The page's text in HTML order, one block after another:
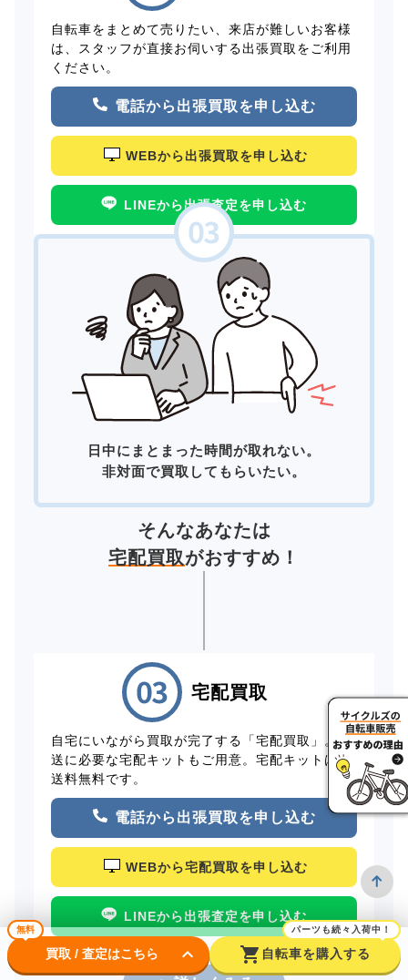
自転車をまとめて売りたい、来店が難しいお客様
は、スタッフが直接お伺いする出張買取をご利用
ください。
電話から出張買取を申し込む
WEBから出張買取を申し込む
LINEから出張査定を申し込む
日中にまとまった時間が取れない。
非対面で買取してもらいたい。
そんなあなたは
宅配買取がおすすめ！
宅配買取
自宅にいながら買取が完了する「宅配買取」。配
送に必要な宅配キットもご用意。宅配キットは配
送料無料です。
電話から出張買取を申し込む
WEBから宅配買取を申し込む
LINEから出張査定を申し込む
無料
買取 / 査定はこちら keyboard_arrow_down shopping_cart
パーツも続々入荷中！
自転車を購入する